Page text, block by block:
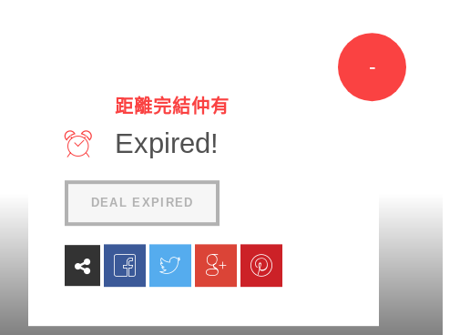
距離完結仲有
Expired!
DEAL EXPIRED
-